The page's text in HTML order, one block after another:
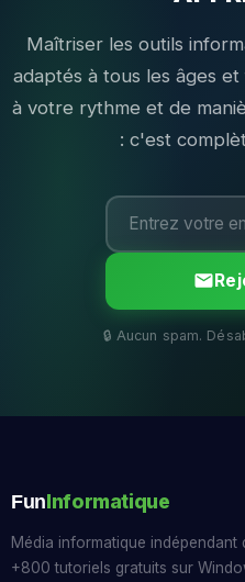
Maîtriser les outils
adaptés à tous les âges
à votre rythme et de
: c'est
FunInformatique
Média informatique indépendant
+800 tutoriels gratuits sur